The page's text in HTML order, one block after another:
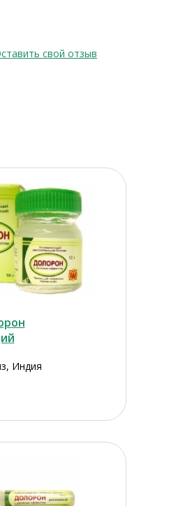
свой отзыв
Индия